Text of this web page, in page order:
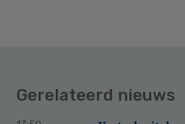
Gerelateerd nieuws